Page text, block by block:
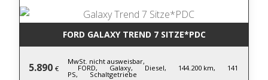
FORD GALAXY TREND 7 SITZE*PDC
5.890 €
MwSt. nicht ausweisbar,
FORD, Galaxy, Diesel, 144.200 km, 141
PS, Schaltgetriebe